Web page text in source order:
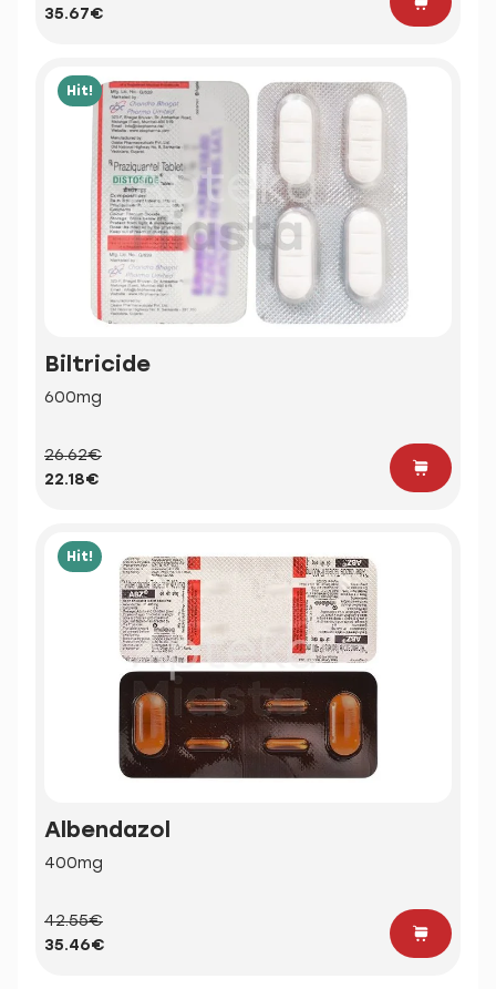
35.67€
Hit!
Biltricide
600mg
26.62€
22.18€
Hit!
Albendazol
400mg
42.55€
35.46€